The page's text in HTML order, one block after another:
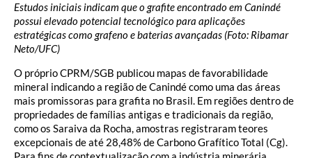
Estudos iniciais indicam que o grafite encontrado em Canindé
possui elevado potencial tecnológico para aplicações
estratégicas como grafeno e baterias avançadas (Foto: Ribamar
Neto/UFC)
O próprio CPRM/SGB publicou mapas de favorabilidade
mineral indicando a região de Canindé como uma das áreas
mais promissoras para grafita no Brasil. Em regiões dentro de
propriedades de famílias antigas e tradicionais da região,
como os Saraiva da Rocha, amostras registraram teores
excepcionais de até 28,48% de Carbono Grafítico Total (Cg).